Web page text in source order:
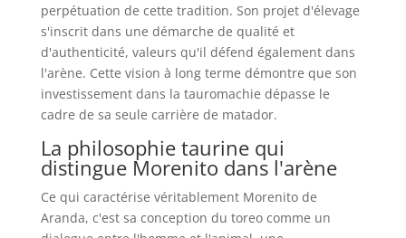
perpétuation de cette tradition. Son projet d'élevage
s'inscrit dans une démarche de qualité et
d'authenticité, valeurs qu'il défend également dans
l'arène. Cette vision à long terme démontre que son
investissement dans la tauromachie dépasse le
cadre de sa seule carrière de matador.
La philosophie taurine qui
distingue Morenito dans l'arène
Ce qui caractérise véritablement Morenito de
Aranda, c'est sa conception du toreo comme un